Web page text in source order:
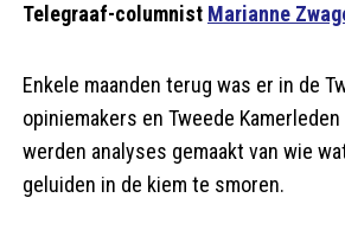
Telegraaf-columnist Marianne
Enkele maanden terug was er in de
opiniemakers en Tweede
werden analyses gemaakt van wie
geluiden in de kiem te smoren.